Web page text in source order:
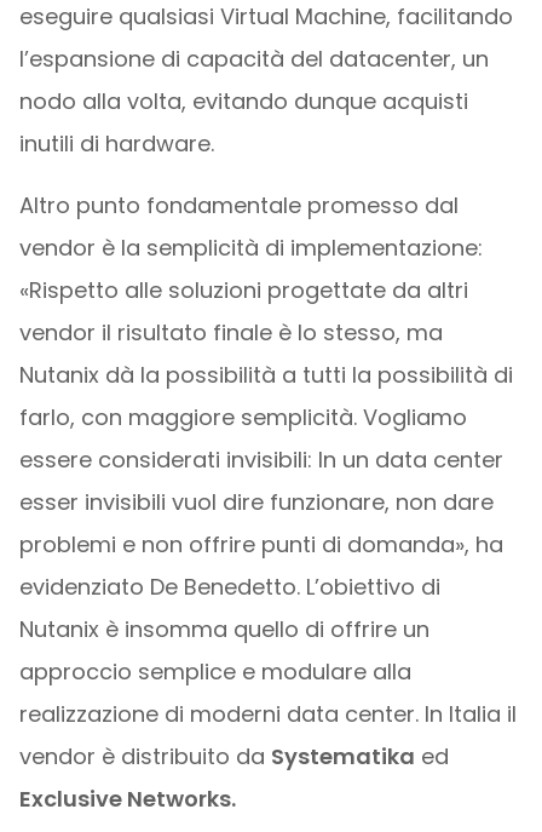
eseguire qualsiasi Virtual Machine, facilitando
l’espansione di capacità del datacenter, un
nodo alla volta, evitando dunque acquisti
inutili di hardware.
Altro punto fondamentale promesso dal
vendor è la semplicità di implementazione:
«Rispetto alle soluzioni progettate da altri
vendor il risultato finale è lo stesso, ma
Nutanix dà la possibilità a tutti la possibilità di
farlo, con maggiore semplicità. Vogliamo
essere considerati invisibili: In un data center
esser invisibili vuol dire funzionare, non dare
problemi e non offrire punti di domanda», ha
evidenziato De Benedetto. L’obiettivo di
Nutanix è insomma quello di offrire un
approccio semplice e modulare alla
realizzazione di moderni data center. In Italia il
vendor è distribuito da Systematika ed
Exclusive Networks.